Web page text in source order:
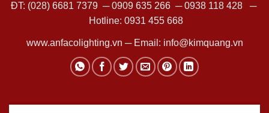
ĐT: (028) 6681 7379 ─0909 635 266─0938 118 428─
Hotline: 0931 455 668
www.anfacolighting.vn ─ Email: info@kimquang.vn